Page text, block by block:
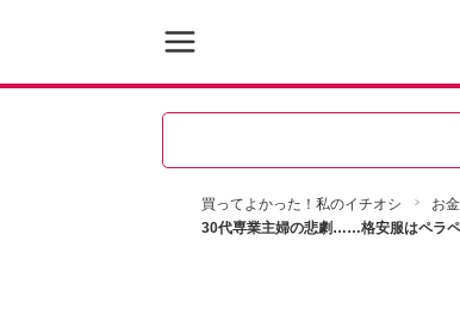
買ってよかった！私のイチオシ
お
30代専業主婦の悲劇……格安服はペラペ